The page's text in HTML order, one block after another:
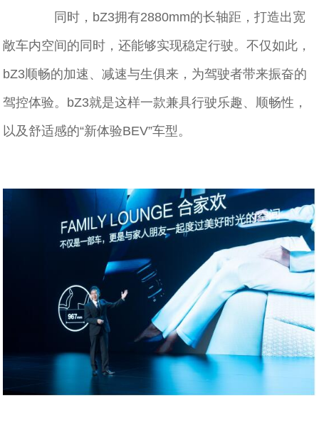
同时，bZ3拥有2880mm的长轴距，打造出宽
敞车内空间的同时，还能够实现稳定行驶。不仅如此，
bZ3顺畅的加速、减速与生俱来，为驾驶者带来振奋的
驾控体验。bZ3就是这样一款兼具行驶乐趣、顺畅性，
以及舒适感的“新体验BEV”车型。